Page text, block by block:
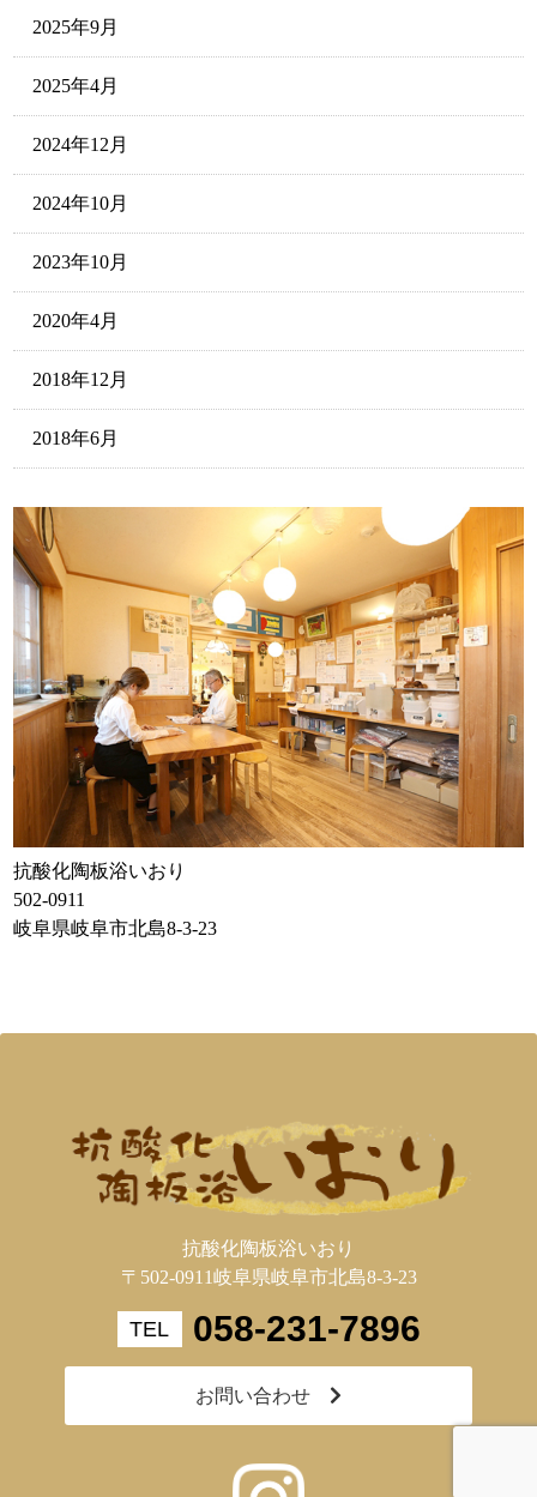
2025年9月
2025年4月
2024年12月
2024年10月
2023年10月
2020年4月
2018年12月
2018年6月
抗酸化陶板浴いおり
502-0911
岐阜県岐阜市北島8-3-23
抗酸化陶板浴いおり
〒502-0911岐阜県岐阜市北島8-3-23
058-231-7896
お問い合わせ